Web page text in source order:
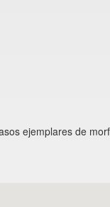
ejemplares de